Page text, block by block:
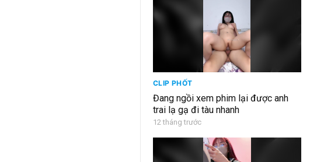
CLIP PHỐT
Đang ngồi xem phim lại được anh
trai lạ gạ đi tàu nhanh
12 tháng trước